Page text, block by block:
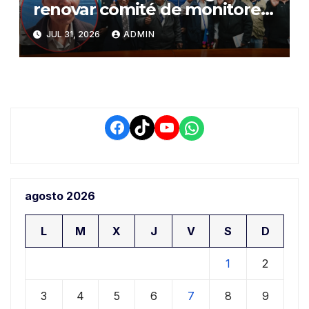
renovar comité de monitoreo
del PIAA por presuntos
conflictos de interés y
retrasos
JUL 31, 2026 ADMIN
Facebook
TikTokYouTube
WhatsApp
agosto 2026
L M X J V S D
1 2
3 4 5 6 7 8 9